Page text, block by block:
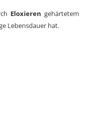
Eloxieren gehärtetem
Lebensdauer hat.